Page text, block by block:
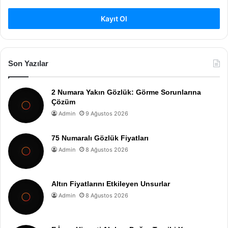
Kayıt Ol
Son Yazılar
2 Numara Yakın Gözlük: Görme Sorunlarına
Çözüm
Admin 9 Ağustos 2026
75 Numaralı Gözlük Fiyatları
Admin 8 Ağustos 2026
Altın Fiyatlarını Etkileyen Unsurlar
Admin 8 Ağustos 2026